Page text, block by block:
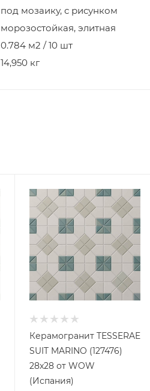
под мозаику, с рисунком
морозостойкая, элитная
0.784 м2 / 10 шт
14,950 кг
Керамогранит TESSERAE
SUIT MARINO (127476)
28x28 от WOW
(Испания)